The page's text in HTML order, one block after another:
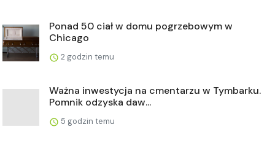
Ponad 50 ciał w domu pogrzebowym w
Chicago
2 godzin temu
Ważna inwestycja na cmentarzu w Tymbarku.
Pomnik odzyska daw...
5 godzin temu